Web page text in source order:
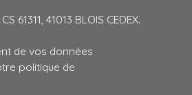
61311, 41013 BLOIS CEDEX.
de vos données
politique de